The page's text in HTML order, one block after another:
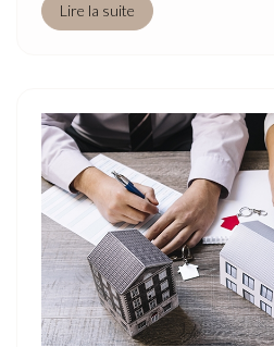
Lire la suite